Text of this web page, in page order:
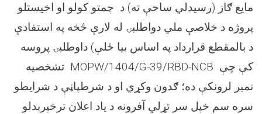
مایع ګاز (رسیدلي ساحې ته) د چمتو کولو او اخیستلو
پروژه د خلاصې ملي دواطلبۍ له لارې څخه په استفادې
د بالمقطع قرارداد په اساس بیا ځلې) داوطلبۍ پروسه
کې چې MOPW/1404/G-39/RBD-NCB تشخصیه
نمبر لرونکې ده؛ ګدون وکړي او د شرطپاڼې د شرايطو
سره سم خپل سر تړلي آفرونه د یاد اعلان ترخپرېدلو